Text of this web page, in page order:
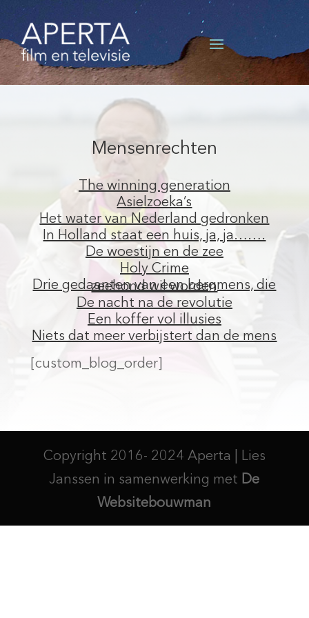
Mensenrechten
The winning generation
Asielzoeka’s
Het water van Nederland gedronken
In Holland staat een huis, ja, ja…….
De woestijn en de zee
Holy Crime
Drie gedaanten van een bergmens, die zeehond wil worden
De nacht na de revolutie
Een koffer vol illusies
Niets dat meer verbijstert dan de mens
[custom_blog_order]
Copyright 2016- 2024 Aperta | Lies
Janssen in samenwerking met De
Websitebouwman